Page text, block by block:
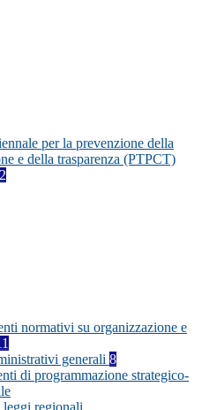
per la prevenzione della
e della trasparenza (PTPCT)
normativi su organizzazione e
generali 8
di programmazione strategico-